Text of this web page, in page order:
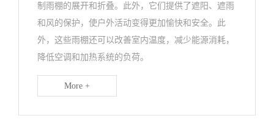
制雨棚的展开和折叠。此外，它们提供了遮阳、遮雨
和风的保护，使户外活动变得更加愉快和安全。此
外，这些雨棚还可以改善室内温度，减少能源消耗，
降低空调和加热系统的负荷。
More +